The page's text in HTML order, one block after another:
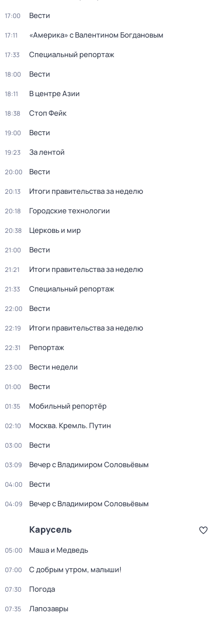
17:00 Вести
17:11 «Америка» с Валентином Богдановым
17:33 Специальный репортаж
18:00 Вести
18:11 В центре Азии
18:38 Стоп Фейк
19:00 Вести
19:23 За лентой
20:00 Вести
20:13 Итоги правительства за неделю
20:18 Городские технологии
20:38 Церковь и мир
21:00 Вести
21:21 Итоги правительства за неделю
21:33 Специальный репортаж
22:00 Вести
22:19 Итоги правительства за неделю
22:31 Репортаж
23:00 Вести недели
01:00 Вести
01:35 Мобильный репортёр
02:10 Москва. Кремль. Путин
03:00 Вести
03:09 Вечер с Владимиром Соловьёвым
04:00 Вести
04:09 Вечер с Владимиром Соловьёвым
Карусель
05:00 Маша и Медведь
07:00 С добрым утром, малыши!
07:30 Погода
07:35 Лапозавры